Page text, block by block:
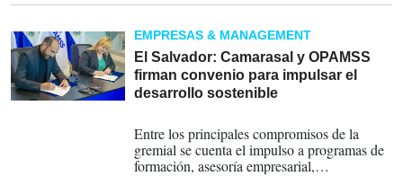
promoción del comercio bilateral y el
desarrollo económico.
EMPRESAS & MANAGEMENT
El Salvador: Camarasal y OPAMSS
firman convenio para impulsar el
desarrollo sostenible
Entre los principales compromisos de la
gremial se cuenta el impulso a programas de
formación, asesoría empresarial,